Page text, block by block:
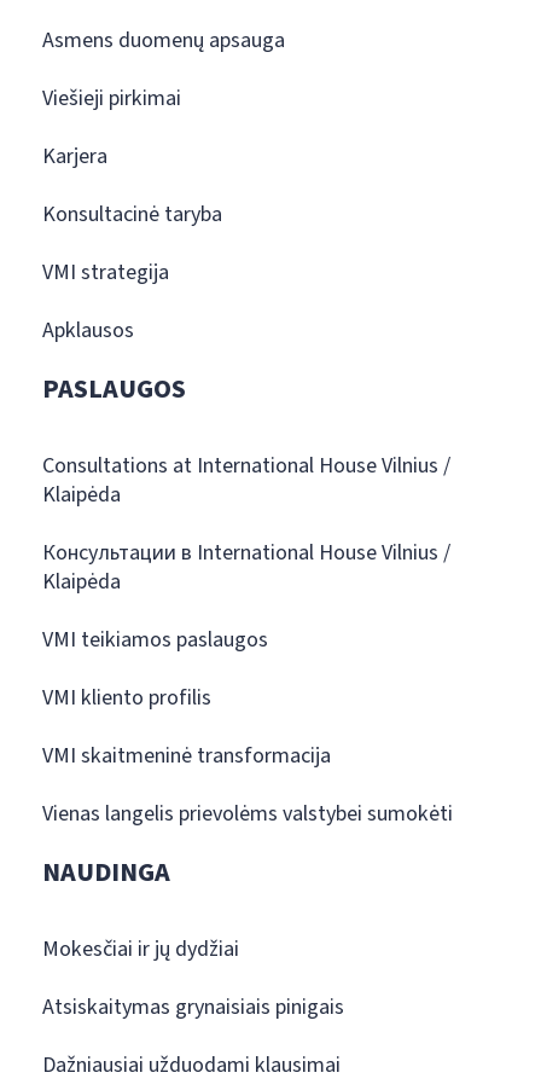
Asmens duomenų apsauga
Viešieji pirkimai
Karjera
Konsultacinė taryba
VMI strategija
Apklausos
PASLAUGOS
Consultations at International House Vilnius /
Klaipėda
Консультации в International House Vilnius /
Klaipėda
VMI teikiamos paslaugos
VMI kliento profilis
VMI skaitmeninė transformacija
Vienas langelis prievolėms valstybei sumokėti
NAUDINGA
Mokesčiai ir jų dydžiai
Atsiskaitymas grynaisiais pinigais
Dažniausiai užduodami klausimai